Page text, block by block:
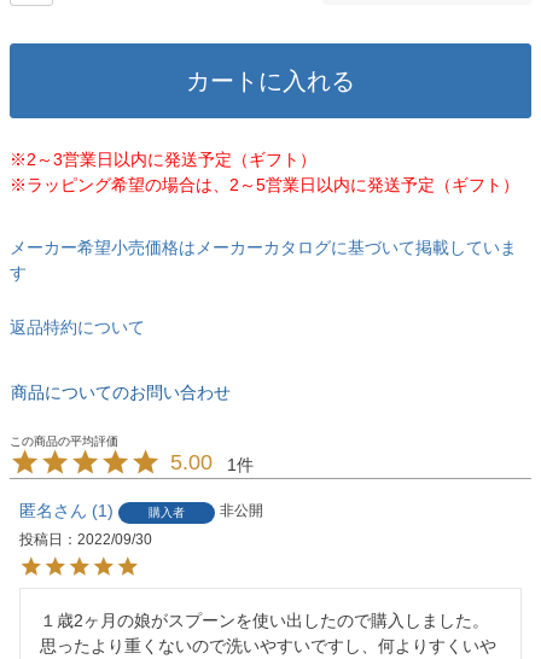
カートに入れる
※2～3営業日以内に発送予定（ギフト）
※ラッピング希望の場合は、2～5営業日以内に発送予定（ギフト）
メーカー希望小売価格はメーカーカタログに基づいて掲載していま
す
返品特約について
商品についてのお問い合わせ
5.00 1
匿名 1 購入者
非公開
投稿日
2022/09/30
１歳2ヶ月の娘がスプーンを使い出したので購入しました。
思ったより重くないので洗いやすいですし、何よりすくいや